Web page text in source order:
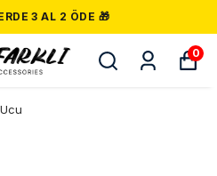
3 AL 2 ÖDE 🎁
0